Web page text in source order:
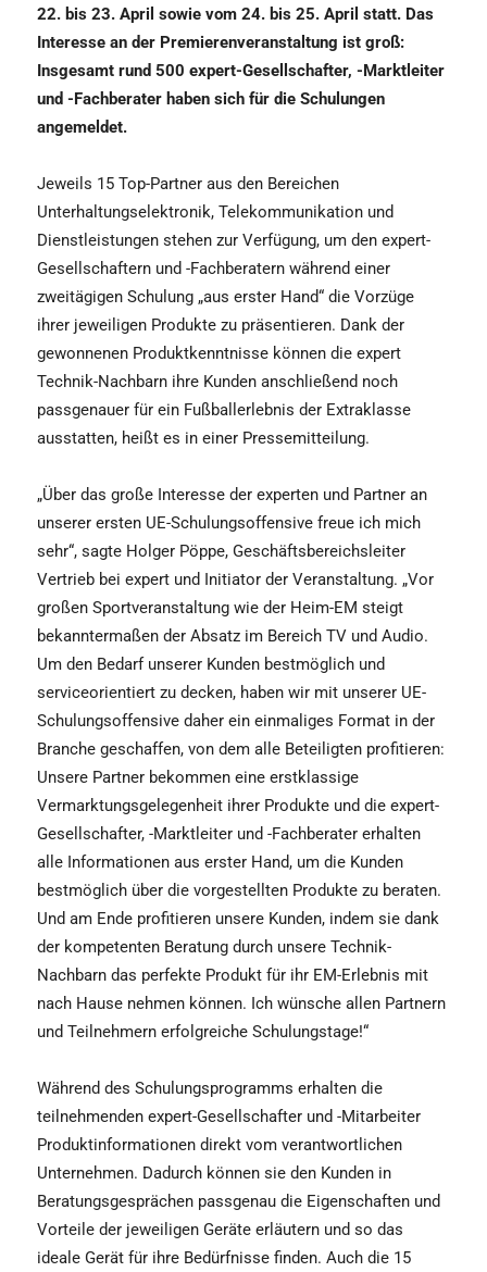
22. bis 23. April sowie vom 24. bis 25. April statt. Das
Interesse an der Premierenveranstaltung ist groß:
Insgesamt rund 500 expert-Gesellschafter, -Marktleiter
und -Fachberater haben sich für die Schulungen
angemeldet.
Jeweils 15 Top-Partner aus den Bereichen
Unterhaltungselektronik, Telekommunikation und
Dienstleistungen stehen zur Verfügung, um den expert-
Gesellschaftern und -Fachberatern während einer
zweitägigen Schulung „aus erster Hand“ die Vorzüge
ihrer jeweiligen Produkte zu präsentieren. Dank der
gewonnenen Produktkenntnisse können die expert
Technik-Nachbarn ihre Kunden anschließend noch
passgenauer für ein Fußballerlebnis der Extraklasse
ausstatten, heißt es in einer Pressemitteilung.
„Über das große Interesse der experten und Partner an
unserer ersten UE-Schulungsoffensive freue ich mich
sehr“, sagte Holger Pöppe, Geschäftsbereichsleiter
Vertrieb bei expert und Initiator der Veranstaltung. „Vor
großen Sportveranstaltung wie der Heim-EM steigt
bekanntermaßen der Absatz im Bereich TV und Audio.
Um den Bedarf unserer Kunden bestmöglich und
serviceorientiert zu decken, haben wir mit unserer UE-
Schulungsoffensive daher ein einmaliges Format in der
Branche geschaffen, von dem alle Beteiligten profitieren:
Unsere Partner bekommen eine erstklassige
Vermarktungsgelegenheit ihrer Produkte und die expert-
Gesellschafter, -Marktleiter und -Fachberater erhalten
alle Informationen aus erster Hand, um die Kunden
bestmöglich über die vorgestellten Produkte zu beraten.
Und am Ende profitieren unsere Kunden, indem sie dank
der kompetenten Beratung durch unsere Technik-
Nachbarn das perfekte Produkt für ihr EM-Erlebnis mit
nach Hause nehmen können. Ich wünsche allen Partnern
und Teilnehmern erfolgreiche Schulungstage!“
Während des Schulungsprogramms erhalten die
teilnehmenden expert-Gesellschafter und -Mitarbeiter
Produktinformationen direkt vom verantwortlichen
Unternehmen. Dadurch können sie den Kunden in
Beratungsgesprächen passgenau die Eigenschaften und
Vorteile der jeweiligen Geräte erläutern und so das
ideale Gerät für ihre Bedürfnisse finden. Auch die 15